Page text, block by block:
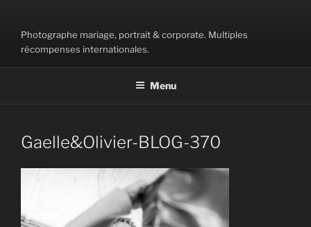
contenuPhotographe mariage, portrait & corporate. Multiples
récompenses internationales.
Menu
Gaelle&Olivier-BLOG-370